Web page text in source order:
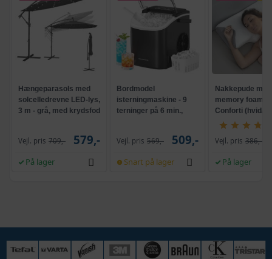
Hængeparasols med
solcelledrevne LED-lys,
3 m - grå, med krydsfod
Vejl. pris 709,- 579,-
På lager
Bordmodel
isterningmaskine - 9
terninger på 6 min.,
Vejl. pris 569,- 509,-
Snart på lager
Nakkepude med
memory foam -
Conforti (hvid/
Vejl. pris 386,-
På lager